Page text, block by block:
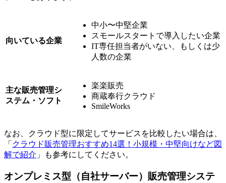
向いている企業
中小〜中堅企業
スモールスタートで導入したい企業
IT専任担当者がいない、もしくは少
人数の企業
主な販売管理シ
ステム・ソフト
楽楽販売
商蔵奉行クラウド
SmileWorks
なお、クラウド型に限定してサービスを比較したい場合は、
「 クラウド販売管理おすすめ14選！小規模・中堅向けなど図
解で紹介 」も参考にしてください。
オンプレミス型（自社サーバー）販売管理システ